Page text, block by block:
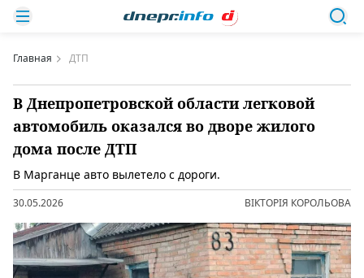
Главная ДТП
В Днепропетровской области легковой
автомобиль оказался во дворе жилого
дома после ДТП
В Марганце авто вылетело с дороги.
30.05.2026 ВІКТОРІЯ КОРОЛЬОВА